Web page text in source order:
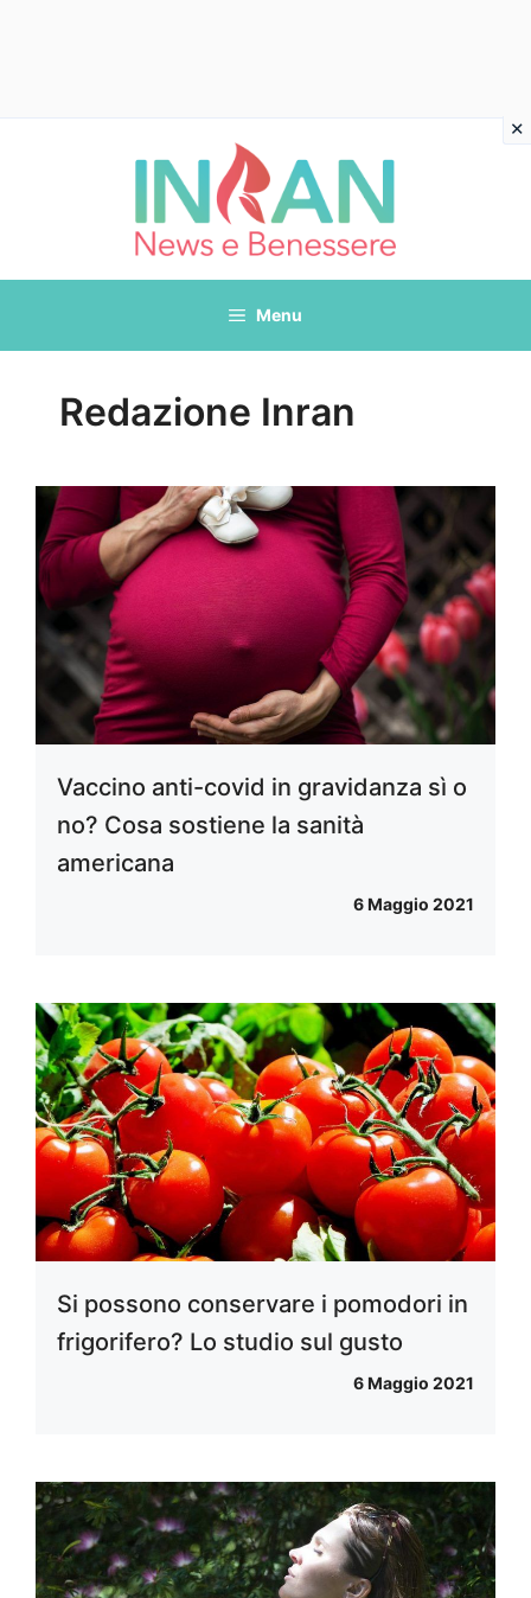
Menu
Redazione Inran
Vaccino anti-covid in gravidanza sì o
no? Cosa sostiene la sanità
americana
6 Maggio 2021
Si possono conservare i pomodori in
frigorifero? Lo studio sul gusto
6 Maggio 2021